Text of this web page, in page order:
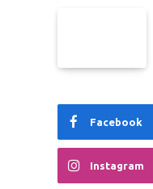
Facebook
Instagram